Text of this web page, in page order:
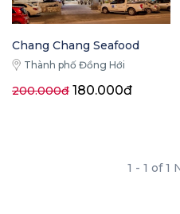
Chang Chang Seafood
Thành phố Đồng Hới
200.000đ 180.000đ
1 - 1 of 1